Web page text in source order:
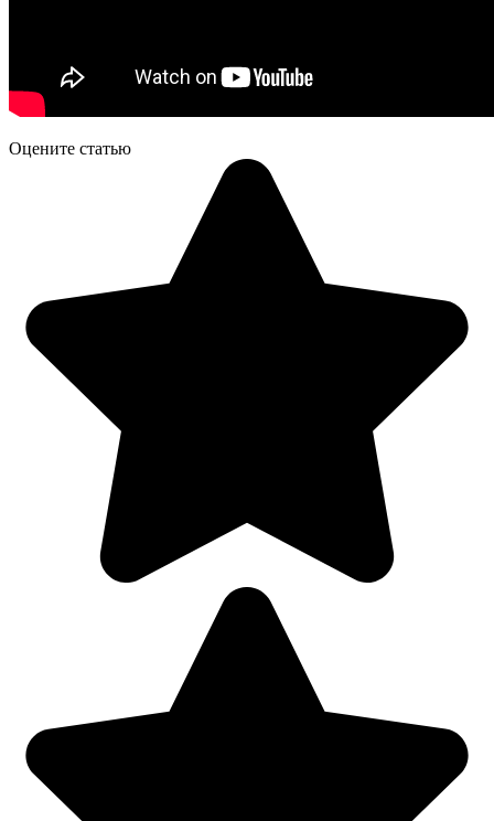
Оцените статью